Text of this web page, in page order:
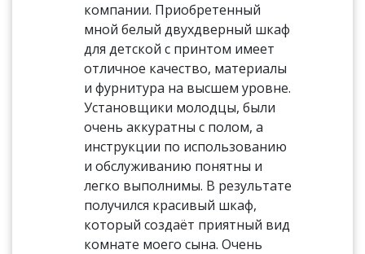
компании. Приобретенный
мной белый двухдверный шкаф
для детской с принтом имеет
отличное качество, материалы
и фурнитура на высшем уровне.
Установщики молодцы, были
очень аккуратны с полом, а
инструкции по использованию
и обслуживанию понятны и
легко выполнимы. В результате
получился красивый шкаф,
который создаёт приятный вид
комнате моего сына. Очень